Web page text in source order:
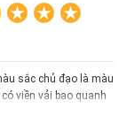
sắc chủ đạo là màu
viền vải bao quanh